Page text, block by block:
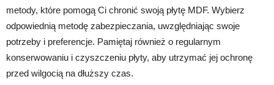
metody, które pomogą Ci chronić swoją płytę MDF. Wybierz
odpowiednią metodę zabezpieczania, uwzględniając swoje
potrzeby i preferencje. Pamiętaj również o regularnym
konserwowaniu i czyszczeniu płyty, aby utrzymać jej ochronę
przed wilgocią na dłuższy czas.